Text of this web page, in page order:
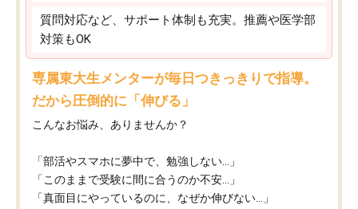
質問対応など、サポート体制も充実。推薦や医学部
対策もOK
専属東大生メンターが毎日つきっきりで指導。
だから圧倒的に「伸びる」
こんなお悩み、ありませんか？
「部活やスマホに夢中で、勉強しない…」
「このままで受験に間に合うのか不安…」
「真面目にやっているのに、なぜか伸びない…」